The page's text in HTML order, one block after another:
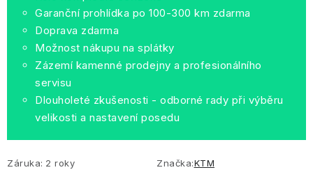
Garanční prohlídka po 100-300 km zdarma
Doprava zdarma
Možnost nákupu na splátky
Zázemí kamenné prodejny a profesionálního
servisu
Dlouholeté zkušenosti - odborné rady při výběru
velikosti a nastavení posedu
Záruka: 2 roky Značka:KTM